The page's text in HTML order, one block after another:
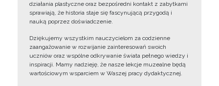
działania plastyczne oraz bezpośredni kontakt z zabytkami
sprawiają, że historia staje się fascynującą przygodą i
nauką poprzez doświadczenie.
Dziękujemy wszystkim nauczycielom za codzienne
zaangażowanie w rozwijanie zainteresowań swoich
uczniów oraz wspólne odkrywanie świata pełnego wiedzy i
inspiracji. Mamy nadzieję, że nasze lekcje muzealne będą
wartościowym wsparciem w Waszej pracy dydaktycznej.